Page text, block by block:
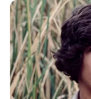
Cuando la Policía
lugar y recolecta
se logra
la expareja
hoy fallecidoy se
búsqueda en las
los lugares más
De manera inmediata